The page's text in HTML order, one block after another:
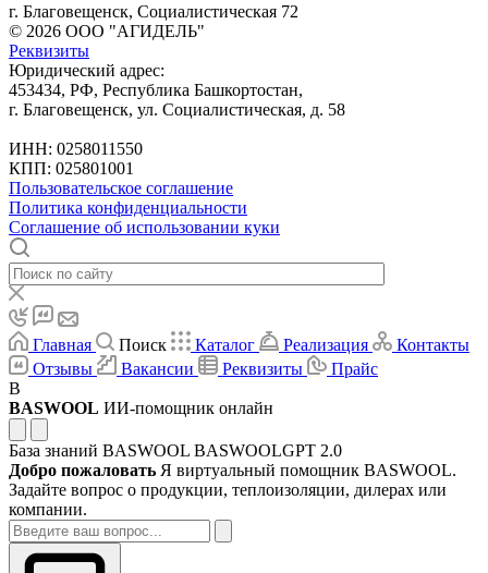
г. Благовещенск, Социалистическая 72
© 2026 ООО "АГИДЕЛЬ"
Реквизиты
Юридический адрес:
453434, РФ, Республика Башкортостан,
г. Благовещенск, ул. Социалистическая, д. 58
ИНН: 0258011550
КПП: 025801001
Пользовательское соглашение
Политика конфиденциальности
Соглашение об использовании куки
Главная Поиск Каталог Реализация
Контакты
Отзывы
Вакансии Реквизиты
Прайс
B
BASWOOL ИИ-помощник онлайн
База знаний BASWOOL BASWOOLGPT 2.0
Добро пожаловать Я виртуальный помощник BASWOOL.
Задайте вопрос о продукции, теплоизоляции, дилерах или
компании.